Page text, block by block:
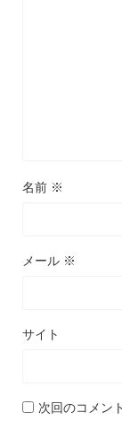
名前 ※
メール ※
サイト
次回のコメン